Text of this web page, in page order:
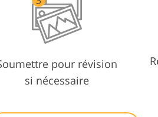
pour révision
si nécessaire